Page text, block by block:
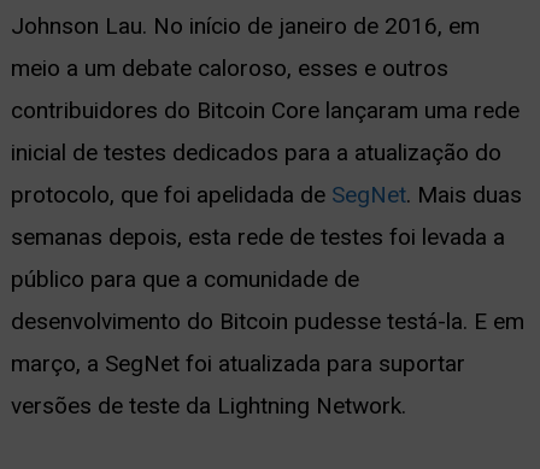
Johnson Lau. No início de janeiro de 2016, em
meio a um debate caloroso, esses e outros
contribuidores do Bitcoin Core lançaram uma rede
inicial de testes dedicados para a atualização do
protocolo, que foi apelidada de SegNet. Mais duas
semanas depois, esta rede de testes foi levada a
público para que a comunidade de
desenvolvimento do Bitcoin pudesse testá-la. E em
março, a SegNet foi atualizada para suportar
versões de teste da Lightning Network.